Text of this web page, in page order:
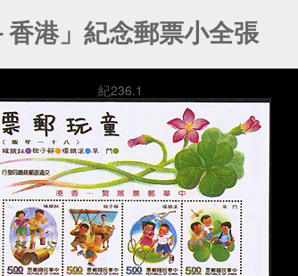
港」紀念郵票小全張
紀236.1